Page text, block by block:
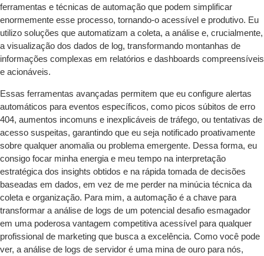
ferramentas e técnicas de automação que podem simplificar
enormemente esse processo, tornando-o acessível e produtivo. Eu
utilizo soluções que automatizam a coleta, a análise e, crucialmente,
a visualização dos dados de log, transformando montanhas de
informações complexas em relatórios e dashboards compreensíveis
e acionáveis.
Essas ferramentas avançadas permitem que eu configure alertas
automáticos para eventos específicos, como picos súbitos de erro
404, aumentos incomuns e inexplicáveis de tráfego, ou tentativas de
acesso suspeitas, garantindo que eu seja notificado proativamente
sobre qualquer anomalia ou problema emergente. Dessa forma, eu
consigo focar minha energia e meu tempo na interpretação
estratégica dos insights obtidos e na rápida tomada de decisões
baseadas em dados, em vez de me perder na minúcia técnica da
coleta e organização. Para mim, a automação é a chave para
transformar a análise de logs de um potencial desafio esmagador
em uma poderosa vantagem competitiva acessível para qualquer
profissional de marketing que busca a excelência. Como você pode
ver, a análise de logs de servidor é uma mina de ouro para nós,